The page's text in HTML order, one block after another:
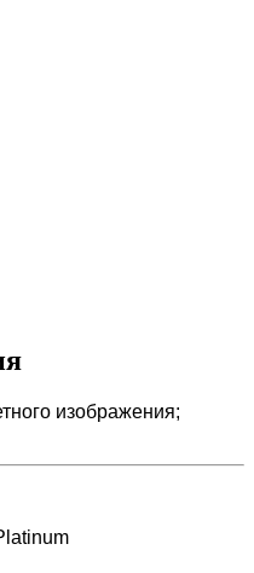
изображения;